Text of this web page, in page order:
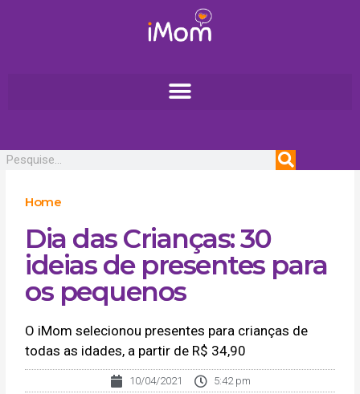
Home
Dia das Crianças: 30
ideias de presentes para
os pequenos
O iMom selecionou presentes para crianças de
todas as idades, a partir de R$ 34,90
10/04/2021 5:42 pm